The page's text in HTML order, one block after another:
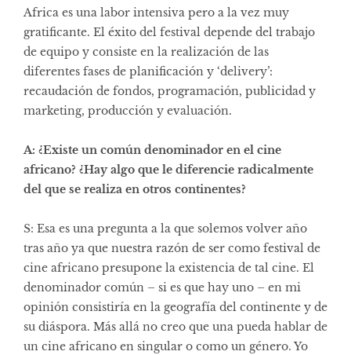
Africa es una labor intensiva pero a la vez muy
gratificante. El éxito del festival depende del trabajo
de equipo y consiste en la realización de las
diferentes fases de planificación y ‘delivery’:
recaudación de fondos, programación, publicidad y
marketing, producción y evaluación.
A: ¿Existe un común denominador en el cine
africano? ¿Hay algo que le diferencie radicalmente
del que se realiza en otros continentes?
S: Esa es una pregunta a la que solemos volver año
tras año ya que nuestra razón de ser como festival de
cine africano presupone la existencia de tal cine. El
denominador común – si es que hay uno – en mi
opinión consistiría en la geografía del continente y de
su diáspora. Más allá no creo que una pueda hablar de
un cine africano en singular o como un género. Yo